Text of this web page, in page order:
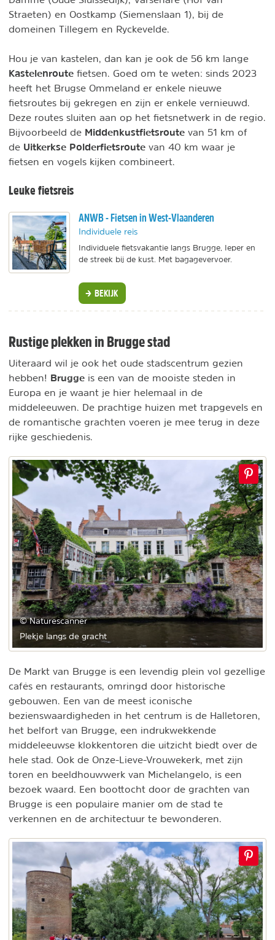
Straeten) en Oostkamp (Siemenslaan 1), bij de
domeinen Tillegem en Ryckevelde.
Hou je van kastelen, dan kan je ook de 56 km lange
Kastelenroute fietsen. Goed om te weten: sinds 2023
heeft het Brugse Ommeland er enkele nieuwe
fietsroutes bij gekregen en zijn er enkele vernieuwd.
Deze routes sluiten aan op het fietsnetwerk in de regio.
Bijvoorbeeld de Middenkustfietsroute van 51 km of
de Uitkerkse Polderfietsroute van 40 km waar je
fietsen en vogels kijken combineert.
Leuke fietsreis
ANWB - Fietsen in West-Vlaanderen
Individuele reis
Individuele fietsvakantie langs Brugge, Ieper en
de streek bij de kust. Met bagagevervoer.
BEKIJK
Rustige plekken in Brugge stad
Uiteraard wil je ook het oude stadscentrum gezien
hebben! Brugge is een van de mooiste steden in
Europa en je waant je hier helemaal in de
middeleeuwen. De prachtige huizen met trapgevels en
de romantische grachten voeren je mee terug in deze
rijke geschiedenis.
© Naturescanner
Plekje langs de gracht
De Markt van Brugge is een levendig plein vol gezellige
cafés en restaurants, omringd door historische
gebouwen. Een van de meest iconische
bezienswaardigheden in het centrum is de Halletoren,
het belfort van Brugge, een indrukwekkende
middeleeuwse klokkentoren die uitzicht biedt over de
hele stad. Ook de Onze-Lieve-Vrouwekerk, met zijn
toren en beeldhouwwerk van Michelangelo, is een
bezoek waard. Een boottocht door de grachten van
Brugge is een populaire manier om de stad te
verkennen en de architectuur te bewonderen.